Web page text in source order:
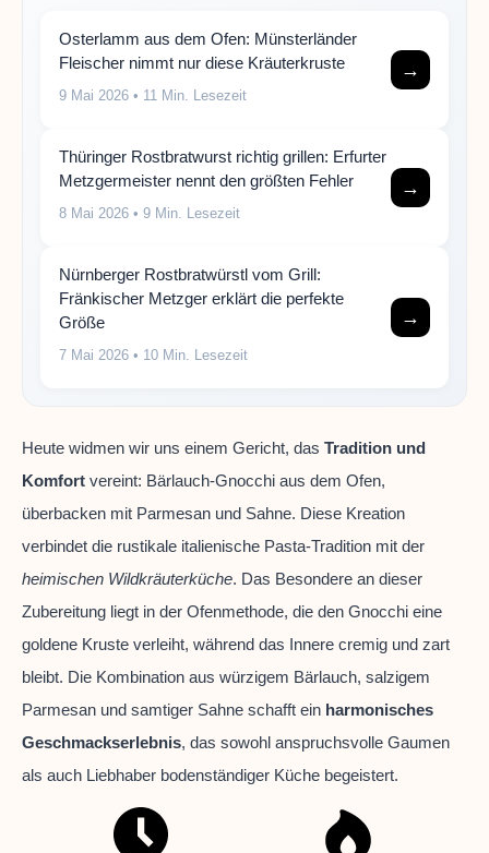
Osterlamm aus dem Ofen: Münsterländer
Fleischer nimmt nur diese Kräuterkruste
9 Mai 2026 • 11 Min. Lesezeit
→
Thüringer Rostbratwurst richtig grillen: Erfurter
Metzgermeister nennt den größten Fehler
8 Mai 2026 • 9 Min. Lesezeit
→
Nürnberger Rostbratwürstl vom Grill:
Fränkischer Metzger erklärt die perfekte
Größe
7 Mai 2026 • 10 Min. Lesezeit
→
Heute widmen wir uns einem Gericht, das Tradition und
Komfort vereint: Bärlauch-Gnocchi aus dem Ofen,
überbacken mit Parmesan und Sahne. Diese Kreation
verbindet die rustikale italienische Pasta-Tradition mit der
heimischen Wildkräuterküche. Das Besondere an dieser
Zubereitung liegt in der Ofenmethode, die den Gnocchi eine
goldene Kruste verleiht, während das Innere cremig und zart
bleibt. Die Kombination aus würzigem Bärlauch, salzigem
Parmesan und samtiger Sahne schafft ein harmonisches
Geschmackserlebnis, das sowohl anspruchsvolle Gaumen
als auch Liebhaber bodenständiger Küche begeistert.